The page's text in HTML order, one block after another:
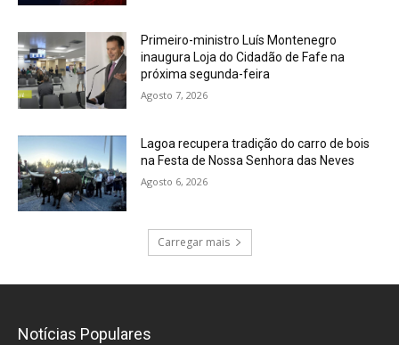
Primeiro-ministro Luís Montenegro
inaugura Loja do Cidadão de Fafe na
próxima segunda-feira
Agosto 7, 2026
Lagoa recupera tradição do carro de bois
na Festa de Nossa Senhora das Neves
Agosto 6, 2026
Carregar mais
Notícias Populares